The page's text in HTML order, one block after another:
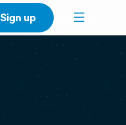
Sign up